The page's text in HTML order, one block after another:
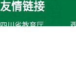
友情链接
四川省教育厅